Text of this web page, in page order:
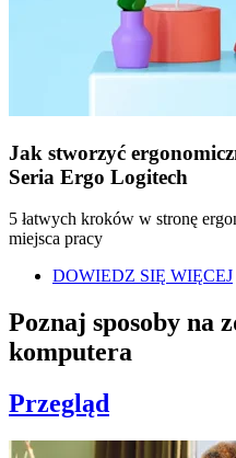
Jak stworzyć
Seria Ergo Logitech
5 łatwych kroków w stronę
miejsca pracy
DOWIEDZ SIĘ WIĘCEJ
Poznaj sposoby na
komputera
Przegląd